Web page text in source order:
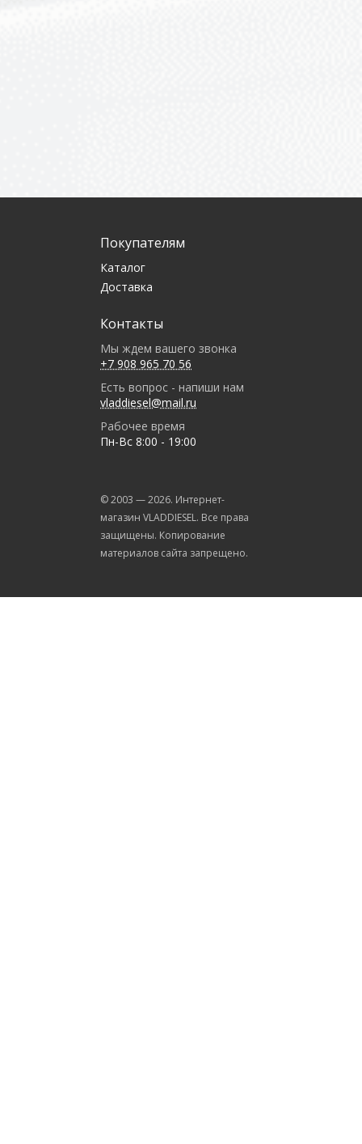
Покупателям
Каталог
Доставка
Контакты
Мы ждем вашего звонка
+7 908 965 70 56
Есть вопрос - напиши нам
vladdiesel@mail.ru
Рабочее время
Пн-Вс 8:00 - 19:00
© 2003 —2026. Интернет-
магазин VLADDIESEL. Все права
защищены. Копирование
материалов сайта запрещено.